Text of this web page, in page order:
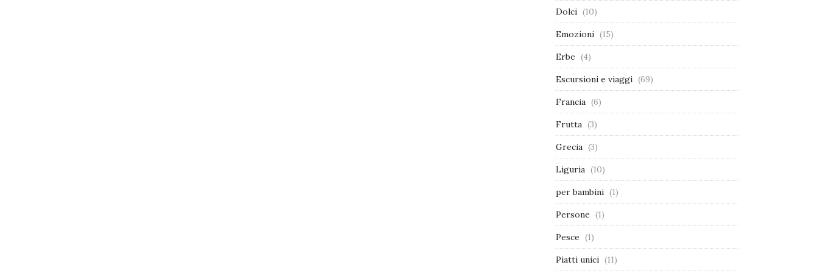
Dolci (10)
Emozioni (15)
Erbe (4)
Escursioni e viaggi (69)
Francia (6)
Frutta (3)
Grecia (3)
Liguria (10)
per bambini (1)
Persone (1)
Pesce (1)
Piatti unici (11)